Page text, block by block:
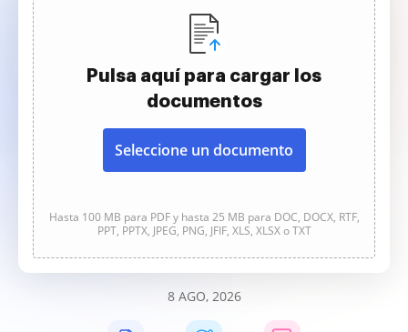
Pulsa aquí para cargar los
documentos
Seleccione un documento
Hasta 100 MB para PDF y hasta 25 MB para DOC, DOCX, RTF,
PPT, PPTX, JPEG, PNG, JFIF, XLS, XLSX o TXT
8 AGO, 2026